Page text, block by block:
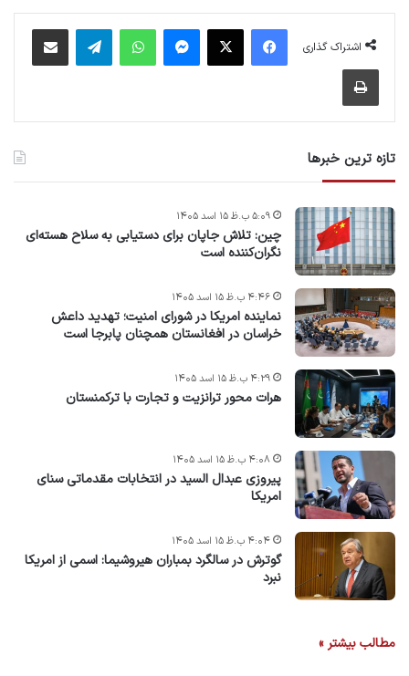
اشتراک گذاری
فیس بوک پیام رسان واتس آپ
تازه ترین خبرها
چین: تلاش جاپان برای دستیابی به سلاح هسته‌ای
نگران‌کننده است
۵:۰۹ ب.ظ ۱۵ اسد ۱۴۰۵
نماینده امریکا در شورای امنیت؛ تهدید داعش
خراسان در افغانستان همچنان پابرجا است
۴:۴۶ ب.ظ ۱۵ اسد ۱۴۰۵
هرات محور ترانزیت و تجارت با ترکمنستان
۴:۲۹ ب.ظ ۱۵ اسد ۱۴۰۵
پیروزی عبدال السید در انتخابات مقدماتی سنای
امریکا
۴:۰۸ ب.ظ ۱۵ اسد ۱۴۰۵
گوترش در سالگرد بمباران هیروشیما: اسمی از امریکا
نبرد
۴:۰۴ ب.ظ ۱۵ اسد ۱۴۰۵
مطالب بیشتر »